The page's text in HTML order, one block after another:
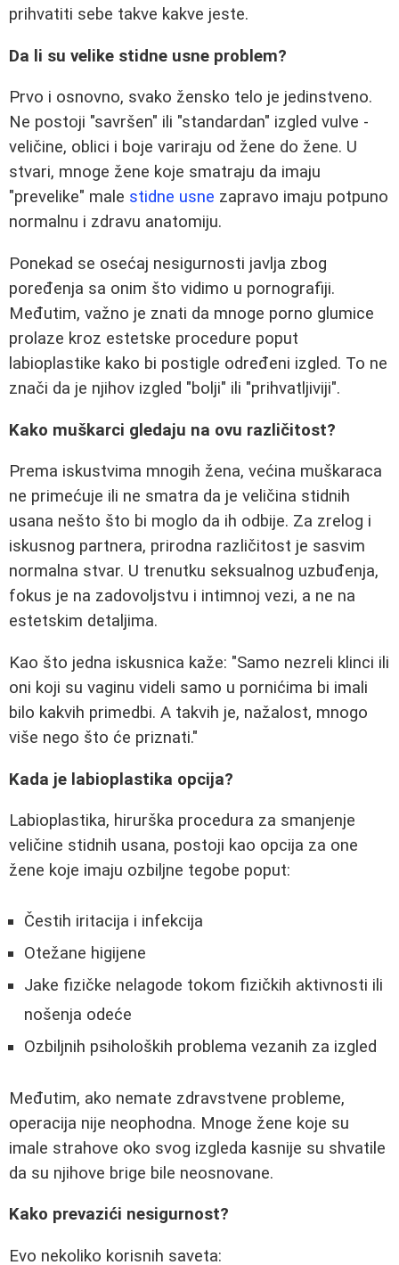
prihvatiti sebe takve kakve jeste.
Da li su velike stidne usne problem?
Prvo i osnovno, svako žensko telo je jedinstveno.
Ne postoji "savršen" ili "standardan" izgled vulve -
veličine, oblici i boje variraju od žene do žene. U
stvari, mnoge žene koje smatraju da imaju
"prevelike" male stidne usne zapravo imaju potpuno
normalnu i zdravu anatomiju.
Ponekad se osećaj nesigurnosti javlja zbog
poređenja sa onim što vidimo u pornografiji.
Međutim, važno je znati da mnoge porno glumice
prolaze kroz estetske procedure poput
labioplastike kako bi postigle određeni izgled. To ne
znači da je njihov izgled "bolji" ili "prihvatljiviji".
Kako muškarci gledaju na ovu različitost?
Prema iskustvima mnogih žena, većina muškaraca
ne primećuje ili ne smatra da je veličina stidnih
usana nešto što bi moglo da ih odbije. Za zrelog i
iskusnog partnera, prirodna različitost je sasvim
normalna stvar. U trenutku seksualnog uzbuđenja,
fokus je na zadovoljstvu i intimnoj vezi, a ne na
estetskim detaljima.
Kao što jedna iskusnica kaže: "Samo nezreli klinci ili
oni koji su vaginu videli samo u pornićima bi imali
bilo kakvih primedbi. A takvih je, nažalost, mnogo
više nego što će priznati."
Kada je labioplastika opcija?
Labioplastika, hirurška procedura za smanjenje
veličine stidnih usana, postoji kao opcija za one
žene koje imaju ozbiljne tegobe poput:
Čestih iritacija i infekcija
Otežane higijene
Jake fizičke nelagode tokom fizičkih aktivnosti ili
nošenja odeće
Ozbiljnih psiholoških problema vezanih za izgled
Međutim, ako nemate zdravstvene probleme,
operacija nije neophodna. Mnoge žene koje su
imale strahove oko svog izgleda kasnije su shvatile
da su njihove brige bile neosnovane.
Kako prevazići nesigurnost?
Evo nekoliko korisnih saveta: